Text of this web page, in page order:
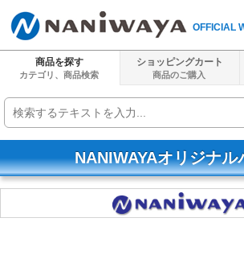
OFFICIAL
商品を探す
カテゴリ、商品検索
ショッピングカート
商品のご購入
NANIWAYAオリジナル